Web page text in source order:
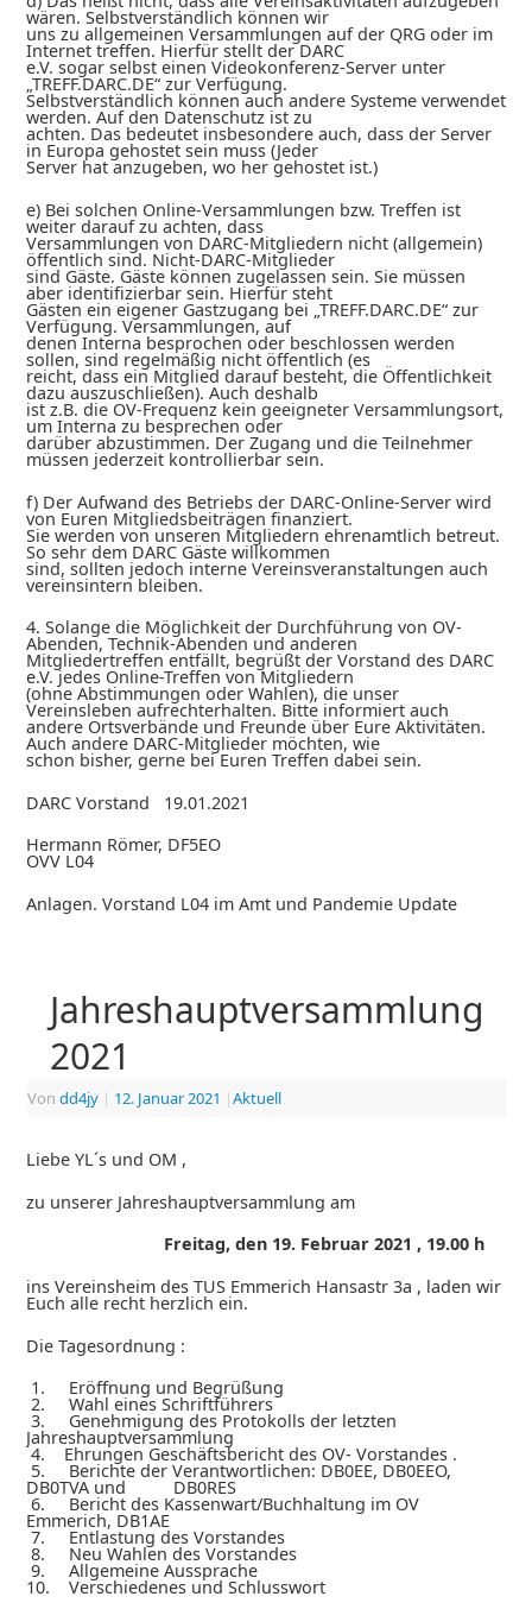
wären. Selbstverständlich können wir
uns zu allgemeinen Versammlungen auf der QRG oder im
Internet treffen. Hierfür stellt der DARC
e.V. sogar selbst einen Videokonferenz-Server unter
„TREFF.DARC.DE“ zur Verfügung.
Selbstverständlich können auch andere Systeme verwendet
werden. Auf den Datenschutz ist zu
achten. Das bedeutet insbesondere auch, dass der Server
in Europa gehostet sein muss (Jeder
Server hat anzugeben, wo her gehostet ist.)
e) Bei solchen Online-Versammlungen bzw. Treffen ist
weiter darauf zu achten, dass
Versammlungen von DARC-Mitgliedern nicht (allgemein)
öffentlich sind. Nicht-DARC-Mitglieder
sind Gäste. Gäste können zugelassen sein. Sie müssen
aber identifizierbar sein. Hierfür steht
Gästen ein eigener Gastzugang bei „TREFF.DARC.DE“ zur
Verfügung. Versammlungen, auf
denen Interna besprochen oder beschlossen werden
sollen, sind regelmäßig nicht öffentlich (es
reicht, dass ein Mitglied darauf besteht, die Öffentlichkeit
dazu auszuschließen). Auch deshalb
ist z.B. die OV-Frequenz kein geeigneter Versammlungsort,
um Interna zu besprechen oder
darüber abzustimmen. Der Zugang und die Teilnehmer
müssen jederzeit kontrollierbar sein.
f) Der Aufwand des Betriebs der DARC-Online-Server wird
von Euren Mitgliedsbeiträgen finanziert.
Sie werden von unseren Mitgliedern ehrenamtlich betreut.
So sehr dem DARC Gäste willkommen
sind, sollten jedoch interne Vereinsveranstaltungen auch
vereinsintern bleiben.
4. Solange die Möglichkeit der Durchführung von OV-
Abenden, Technik-Abenden und anderen
Mitgliedertreffen entfällt, begrüßt der Vorstand des DARC
e.V. jedes Online-Treffen von Mitgliedern
(ohne Abstimmungen oder Wahlen), die unser
Vereinsleben aufrechterhalten. Bitte informiert auch
andere Ortsverbände und Freunde über Eure Aktivitäten.
Auch andere DARC-Mitglieder möchten, wie
schon bisher, gerne bei Euren Treffen dabei sein.
DARC Vorstand 19.01.2021
Hermann Römer, DF5EO
OVV L04
Anlagen. Vorstand L04 im Amt und Pandemie Update
Jahreshauptversammlung
2021
Von dd4jy | 12. Januar 2021 |Aktuell
Liebe YL´s und OM ,
zu unserer Jahreshauptversammlung am
Freitag, den 19. Februar 2021 , 19.00 h
ins Vereinsheim des TUS Emmerich Hansastr 3a , laden wir
Euch alle recht herzlich ein.
Die Tagesordnung :
1. Eröffnung und Begrüßung
2. Wahl eines Schriftführers
3. Genehmigung des Protokolls der letzten
Jahreshauptversammlung
4. Ehrungen Geschäftsbericht des OV- Vorstandes .
5. Berichte der Verantwortlichen: DB0EE, DB0EEO,
DB0TVA und DB0RES
6. Bericht des Kassenwart/Buchhaltung im OV
Emmerich, DB1AE
7. Entlastung des Vorstandes
8. Neu Wahlen des Vorstandes
9. Allgemeine Aussprache
10. Verschiedenes und Schlusswort